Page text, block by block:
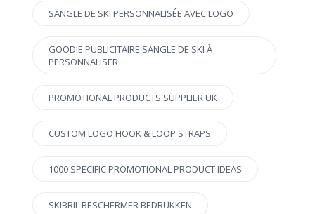
SANGLE DE SKI PERSONNALISÉE AVEC LOGO
GOODIE PUBLICITAIRE SANGLE DE SKI À
PERSONNALISER
PROMOTIONAL PRODUCTS SUPPLIER UK
CUSTOM LOGO HOOK & LOOP STRAPS
1000 SPECIFIC PROMOTIONAL PRODUCT IDEAS
SKIBRIL BESCHERMER BEDRUKKEN